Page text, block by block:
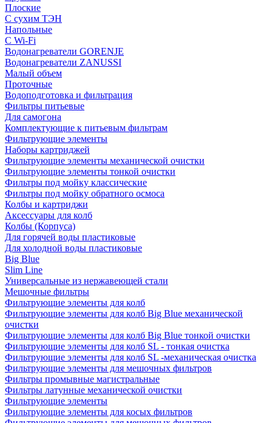
Плоские
С сухим ТЭН
Напольные
С Wi-Fi
Водонагреватели GORENJE
Водонагреватели ZANUSSI
Малый объем
Проточные
Водоподготовка и фильтрация
Фильтры питьевые
Для самогона
Комплектующие к питьевым фильтрам
Фильтрующие элементы
Наборы картриджей
Фильтрующие элементы механической очистки
Фильтрующие элементы тонкой очистки
Фильтры под мойку классические
Фильтры под мойку обратного осмоса
Колбы и картриджи
Аксессуары для колб
Колбы (Корпуса)
Для горячей воды пластиковые
Для холодной воды пластиковые
Big Blue
Slim Line
Универсальные из нержавеющей стали
Мешочные фильтры
Фильтрующие элементы для колб
Фильтрующие элементы для колб Big Blue механической
очистки
Фильтрующие элементы для колб Big Blue тонкой очистки
Фильтрующие элементы для колб SL - тонкая очистка
Фильтрующие элементы для колб SL -механическая очистка
Фильтрующие элементы для мешочных фильтров
Фильтры промывные магистральные
Фильтры латунные механической очистки
Фильтрующие элементы
Фильтрующие элементы для косых фильтров